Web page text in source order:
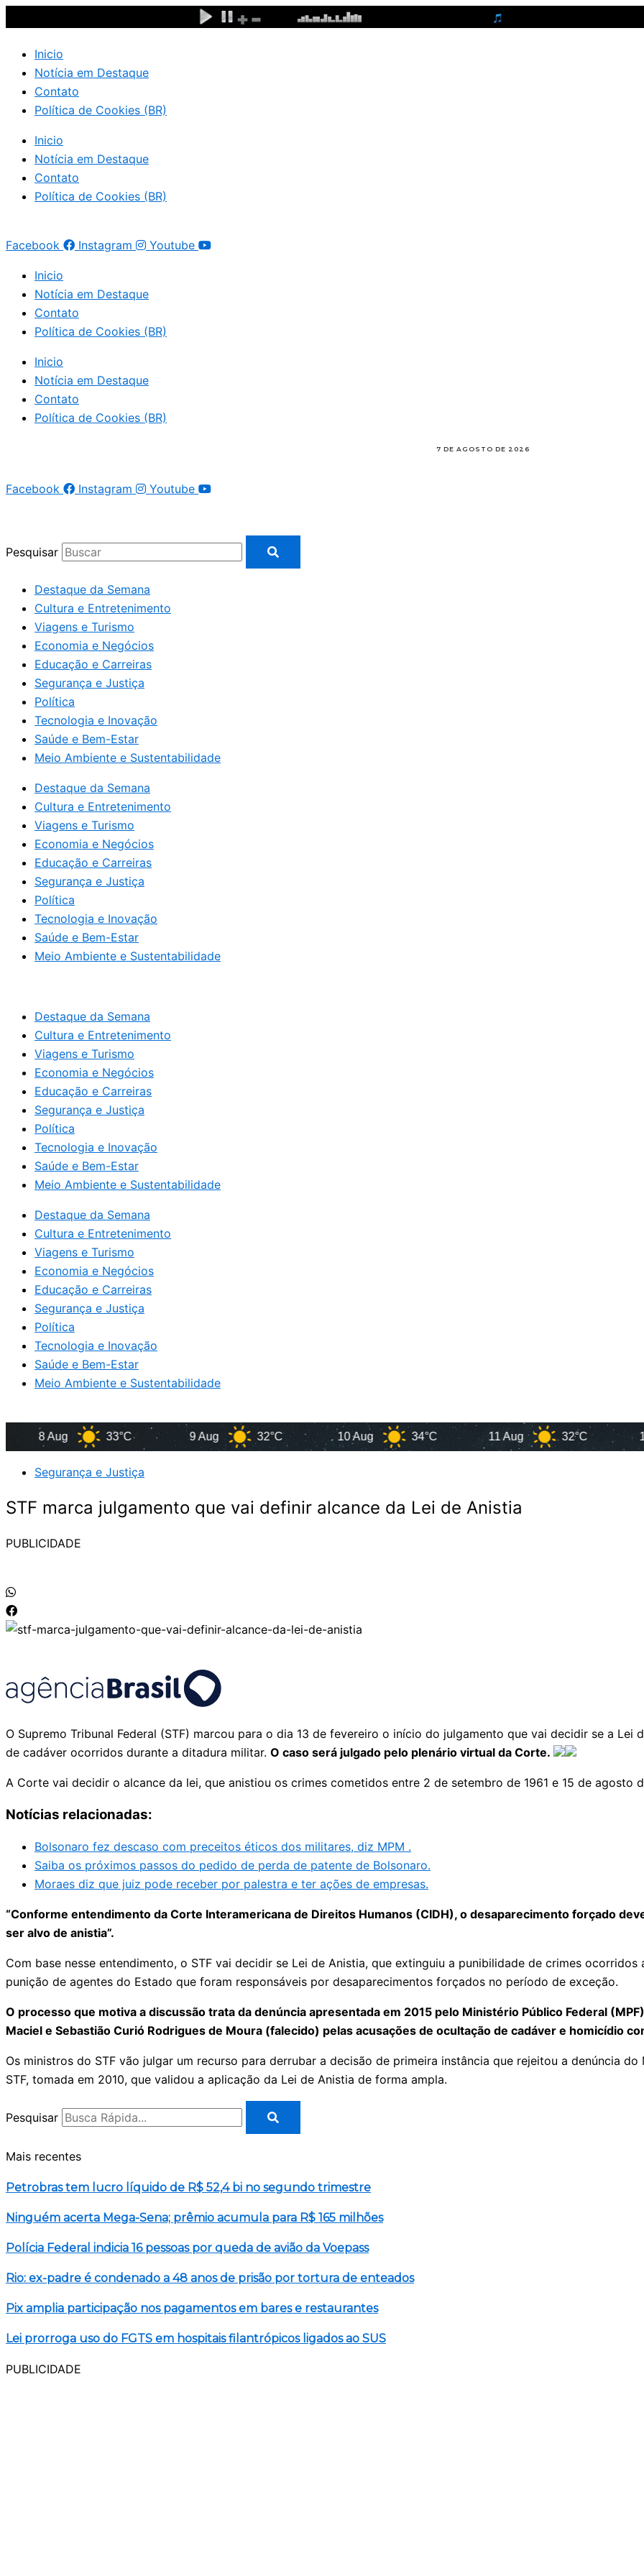
Ir
para
conteúdo
Inicio
Notícia em Destaque
Contato
Política de Cookies (BR)
Inicio
Notícia em Destaque
Contato
Política de Cookies (BR)
Facebook Instagram Youtube
Inicio
Notícia em Destaque
Contato
Política de Cookies (BR)
Inicio
Notícia em Destaque
Contato
Política de Cookies (BR)
Facebook Instagram Youtube
Pesquisar
Destaque da Semana
Cultura e Entretenimento
Viagens e Turismo
Economia e Negócios
Educação e Carreiras
Segurança e Justiça
Política
Tecnologia e Inovação
Saúde e Bem-Estar
Meio Ambiente e Sustentabilidade
Destaque da Semana
Cultura e Entretenimento
Viagens e Turismo
Economia e Negócios
Educação e Carreiras
Segurança e Justiça
Política
Tecnologia e Inovação
Saúde e Bem-Estar
Meio Ambiente e Sustentabilidade
Destaque da Semana
Cultura e Entretenimento
Viagens e Turismo
Economia e Negócios
Educação e Carreiras
Segurança e Justiça
Política
Tecnologia e Inovação
Saúde e Bem-Estar
Meio Ambiente e Sustentabilidade
Destaque da Semana
Cultura e Entretenimento
Viagens e Turismo
Economia e Negócios
Educação e Carreiras
Segurança e Justiça
Política
Tecnologia e Inovação
Saúde e Bem-Estar
Meio Ambiente e Sustentabilidade
33°C 9 Aug 32°C 10 Aug 34°C 11 Aug 32°C 12 Aug
Segurança e Justiça
STF marca julgamento que vai definir alcance da Lei de Anistia
PUBLICIDADE
O Supremo Tribunal Federal (STF) marcou para o dia 13 de fevereiro o início do julgamento que vai decidir se a
de cadáver ocorridos durante a ditadura militar. O caso será julgado pelo plenário virtual da Corte.
A Corte vai decidir o alcance da lei, que anistiou os crimes cometidos entre 2 de setembro de 1961 e 15 de agosto
Notícias relacionadas:
Bolsonaro fez descaso com preceitos éticos dos militares, diz MPM .
Saiba os próximos passos do pedido de perda de patente de Bolsonaro.
Moraes diz que juiz pode receber por palestra e ter ações de empresas.
“Conforme entendimento da Corte Interamericana de Direitos Humanos (CIDH), o desaparecimento forçado
ser alvo de anistia”.
Com base nesse entendimento, o STF vai decidir se Lei de Anistia, que extinguiu a punibilidade de crimes
punição de agentes do Estado que foram responsáveis por desaparecimentos forçados no período de exceção.
O processo que motiva a discussão trata da denúncia apresentada em 2015 pelo Ministério Público Federal
Maciel e Sebastião Curió Rodrigues de Moura (falecido) pelas acusações de ocultação de cadáver e homicídio
Os ministros do STF vão julgar um recurso para derrubar a decisão de primeira instância que rejeitou a denúncia
STF, tomada em 2010, que validou a aplicação da Lei de Anistia de forma ampla.
Pesquisar
Mais recentes
Petrobras tem lucro líquido de R$ 52,4 bi no segundo trimestre
Ninguém acerta Mega-Sena; prêmio acumula para R$ 165 milhões
Polícia Federal indicia 16 pessoas por queda de avião da Voepass
Rio: ex-padre é condenado a 48 anos de prisão por tortura de enteados
Pix amplia participação nos pagamentos em bares e restaurantes
Lei prorroga uso do FGTS em hospitais filantrópicos ligados ao SUS
PUBLICIDADE